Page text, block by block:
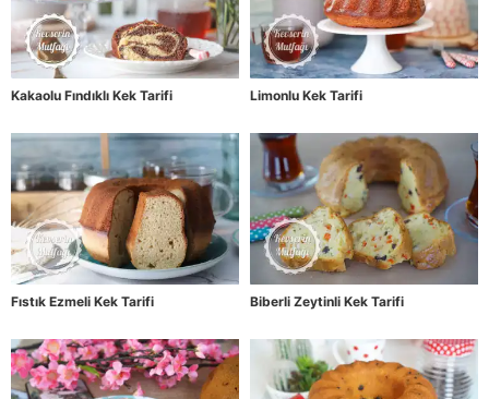
Kakaolu Fındıklı Kek Tarifi Limonlu Kek Tarifi
Fıstık Ezmeli Kek Tarifi Biberli Zeytinli Kek Tarifi